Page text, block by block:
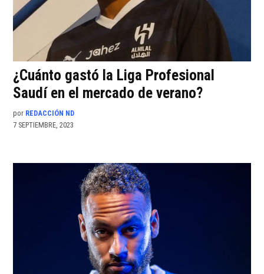
¿Cuánto gastó la Liga Profesional
Saudí en el mercado de verano?
por REDACCIÓN ND
7 SEPTIEMBRE, 2023